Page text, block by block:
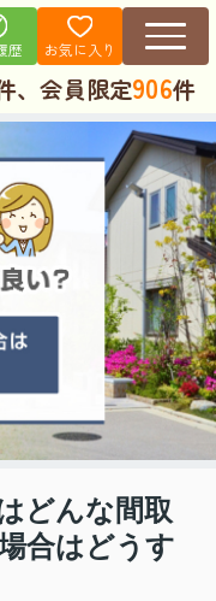
歴 お気に入り
、会員限定906件
どんな間取
合はどうす